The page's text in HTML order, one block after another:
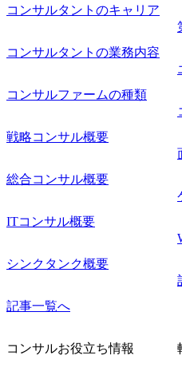
コンサルタントのキャリア
コンサルタントの業務内容
コンサルファームの種類
戦略コンサル概要
総合コンサル概要
ITコンサル概要
シンクタンク概要
記事一覧へ
コンサルお役立ち情報